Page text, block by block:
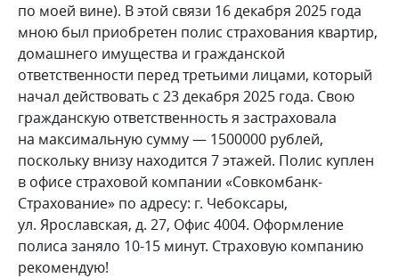
по моей вине). В этой связи 16 декабря 2025 года
мною был приобретен полис страхования квартир,
домашнего имущества и гражданской
ответственности перед третьими лицами, который
начал действовать с 23 декабря 2025 года. Свою
гражданскую ответственность я застраховала
на максимальную сумму — 1500000 рублей,
поскольку внизу находится 7 этажей. Полис куплен
в офисе страховой компании «Совкомбанк-
Страхование» по адресу: г. Чебоксары,
ул. Ярославская, д. 27, Офис 4004. Оформление
полиса заняло 10-15 минут. Страховую компанию
рекомендую!